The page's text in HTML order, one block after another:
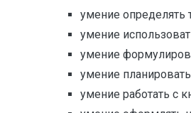
умение определять
умение
умение
умение
умение работать с